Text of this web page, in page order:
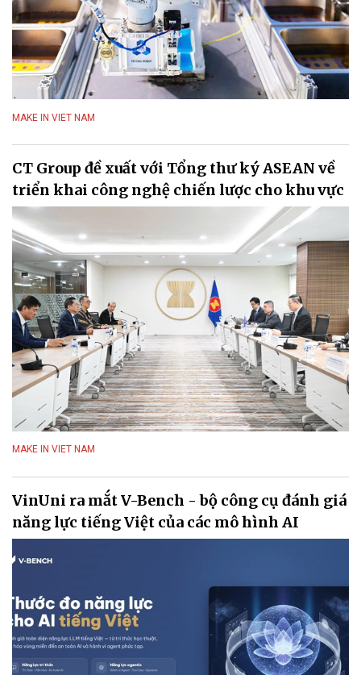
MAKE IN VIET NAM
CT Group đề xuất với Tổng thư ký ASEAN về
triển khai công nghệ chiến lược cho khu vực
MAKE IN VIET NAM
VinUni ra mắt V-Bench - bộ công cụ đánh giá
năng lực tiếng Việt của các mô hình AI